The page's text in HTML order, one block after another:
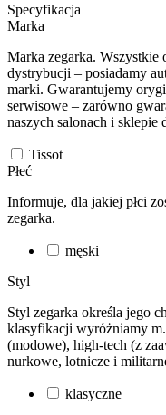
Specyfikacja
Marka
Marka zegarka. Wszystkie
dystrybucji – posiadamy
marki. Gwarantujemy
serwisowe – zarówno
naszych salonach i sklepie
Tissot
Płeć
Informuje, dla jakiej płci
zegarka.
męski
Styl
Styl zegarka określa jego
klasyfikacji wyróżniamy
(modowe), high-tech (z
nurkowe, lotnicze i
klasyczne